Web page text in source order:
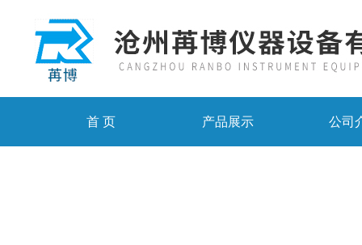
首 页 产品展示 公司